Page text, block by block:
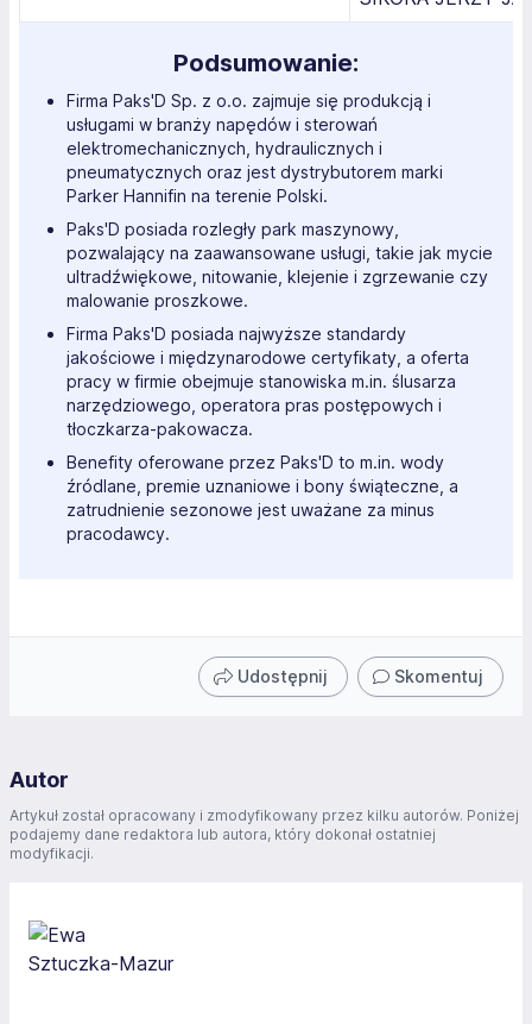
Podsumowanie:
Firma Paks'D Sp. z o.o. zajmuje się produkcją i
usługami w branży napędów i sterowań
elektromechanicznych, hydraulicznych i
pneumatycznych oraz jest dystrybutorem marki
Parker Hannifin na terenie Polski.
Paks'D posiada rozległy park maszynowy,
pozwalający na zaawansowane usługi, takie jak mycie
ultradźwiękowe, nitowanie, klejenie i zgrzewanie czy
malowanie proszkowe.
Firma Paks'D posiada najwyższe standardy
jakościowe i międzynarodowe certyfikaty, a oferta
pracy w firmie obejmuje stanowiska m.in. ślusarza
narzędziowego, operatora pras postępowych i
tłoczkarza-pakowacza.
Benefity oferowane przez Paks'D to m.in. wody
źródlane, premie uznaniowe i bony świąteczne, a
zatrudnienie sezonowe jest uważane za minus
pracodawcy.
Udostępnij Skomentuj
Autor
Artykuł został opracowany i zmodyfikowany przez kilku autorów. Poniżej
podajemy dane redaktora lub autora, który dokonał ostatniej
modyfikacji.